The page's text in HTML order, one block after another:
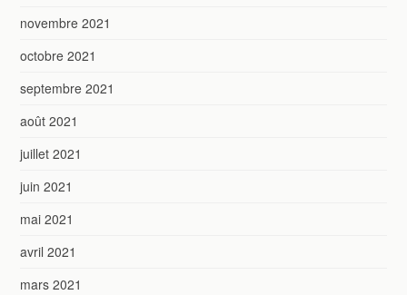
novembre 2021
octobre 2021
septembre 2021
août 2021
juillet 2021
juin 2021
mai 2021
avril 2021
mars 2021